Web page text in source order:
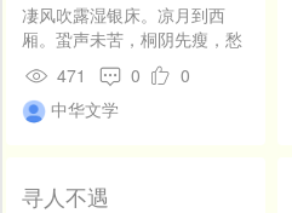
凄风吹露湿银床。凉月到西
厢。蛩声未苦，桐阴先瘦，愁
与更长。 起来没个人僽采，枕
上越思量。眼儿业重，假饶略
睡，又且何妨。
471 0
0
中华文学
寻人不遇